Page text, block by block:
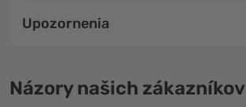
Upozornenia
Názory našich zákazníkov